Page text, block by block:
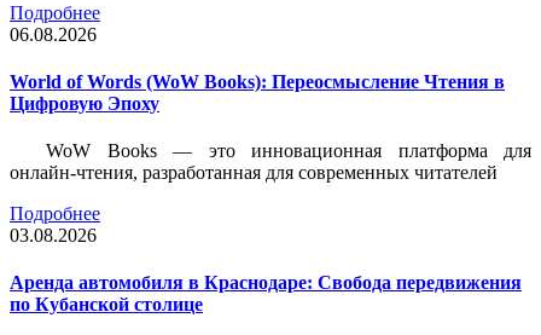
Подробнее
06.08.2026
World of Words (WoW Books): Переосмысление Чтения в
Цифровую Эпоху
WoW Books — это инновационная платформа для
онлайн-чтения, разработанная для современных читателей
Подробнее
03.08.2026
Аренда автомобиля в Краснодаре: Свобода передвижения
по Кубанской столице